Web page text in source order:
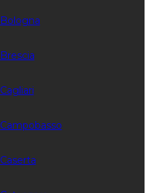
Bologna
Brescia
Cagliari
Campobasso
Caserta